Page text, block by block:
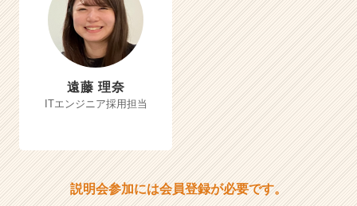
遠藤 理奈
ITエンジニア採用担当
説明会参加には会員登録が必要です。